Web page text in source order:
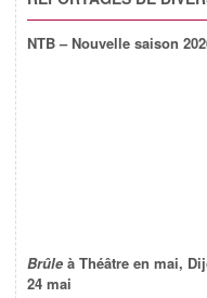
NTB – Nouvelle saison
Brûle à Théâtre en mai,
24 mai